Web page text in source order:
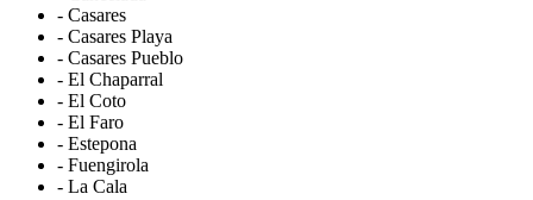
- Casares
- Casares Playa
- Casares Pueblo
- El Chaparral
- El Coto
- El Faro
- Estepona
- Fuengirola
- La Cala